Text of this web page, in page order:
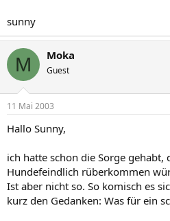
sunny
M Moka
Guest
11 Mai 2003
Hallo Sunny,
ich hatte schon die Sorge gehabt,
Hundefeindlich rüberkommen
Ist aber nicht so. So komisch es
kurz den Gedanken: Was für ein